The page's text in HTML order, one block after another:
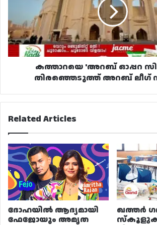
തിരഞ്ഞെടുത്ത്
അറബ്
ലീഗ്
സംഘടന
കത്താറയെ 'അറബ് ഓപ്പറ
തിരഞ്ഞെടുത്ത് അറബ് ലീഗ്
Related Articles
ദോഹയിൽ ആദ്യമായി
ഫേജോയും അമൃത
ഖത്തർ